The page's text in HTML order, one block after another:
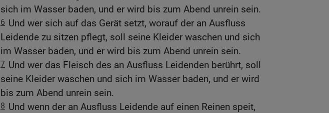
sich im Wasser baden, und er wird bis zum Abend unrein sein.
6 Und wer sich auf das Gerät setzt, worauf der an Ausfluss
Leidende zu sitzen pflegt, soll seine Kleider waschen und sich
im Wasser baden, und er wird bis zum Abend unrein sein.
7 Und wer das Fleisch des an Ausfluss Leidenden berührt, soll
seine Kleider waschen und sich im Wasser baden, und er wird
bis zum Abend unrein sein.
8 Und wenn der an Ausfluss Leidende auf einen Reinen speit,